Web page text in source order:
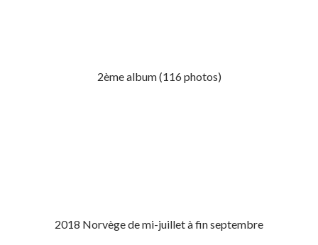
2ème album (116 photos)
2018 Norvège de mi-juillet à fin septembre